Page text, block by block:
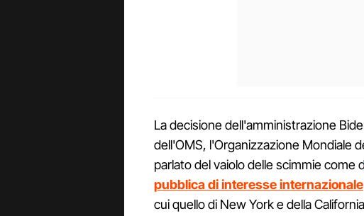
La decisione dell'amministrazione
dell'OMS, l'Organizzazione Mondiale
parlato del vaiolo delle scimmie come
pubblica di interesse internazionale
cui quello di New York e della